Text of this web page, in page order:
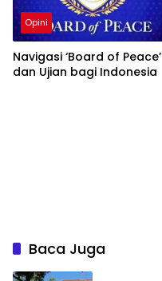
Opini
Navigasi ‘Board of Peace’
dan Ujian bagi Indonesia
Baca Juga